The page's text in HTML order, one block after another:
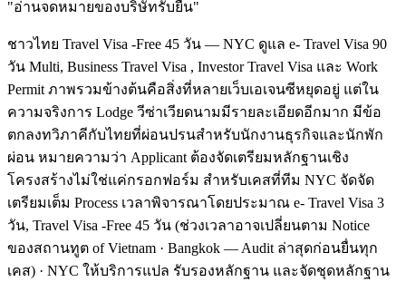
"อ่านจดหมายของบริษัทรับยื่น"
ชาวไทย Travel Visa -Free 45 วัน — NYC ดูแล e- Travel Visa 90
วัน Multi, Business Travel Visa , Investor Travel Visa และ Work
Permit ภาพรวมข้างต้นคือสิ่งที่หลายเว็บเอเจนซีหยุดอยู่ แต่ใน
ความจริงการ Lodge วีซ่าเวียดนามมีรายละเอียดอีกมาก มีข้อ
ตกลงทวิภาคีกับไทยที่ผ่อนปรนสำหรับนักงานธุรกิจและนักพัก
ผ่อน หมายความว่า Applicant ต้องจัดเตรียมหลักฐานเชิง
โครงสร้างไม่ใช่แค่กรอกฟอร์ม สำหรับเคสที่ทีม NYC จัดจัด
เตรียมเต็ม Process เวลาพิจารณาโดยประมาณ e- Travel Visa 3
วัน, Travel Visa -Free 45 วัน (ช่วงเวลาอาจเปลี่ยนตาม Notice
ของสถานทูต of Vietnam · Bangkok — Audit ล่าสุดก่อนยื่นทุก
เคส) · NYC ให้บริการแปล รับรองหลักฐาน และจัดชุดหลักฐาน